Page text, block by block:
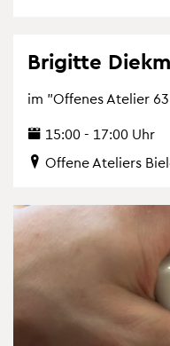
Bri­git­te
im "Of­fe­nes Ate­lier
15:00 - 17:00 Uhr
Of­fe­ne Ate­liers